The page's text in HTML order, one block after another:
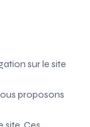
sur le site
proposons
site. Ces